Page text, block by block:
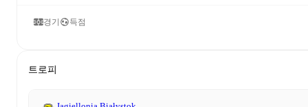
경기 득점
트로피